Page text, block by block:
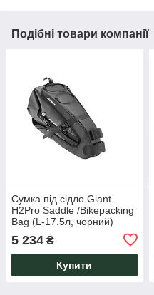
Подібні товари компанії
Сумка під сідло Giant
H2Pro Saddle /Bikepacking
Bag (L-17.5л, чорний)
5 234 ₴
Купити